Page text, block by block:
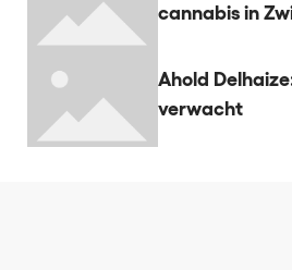
cannabis in
Ahold
verwacht